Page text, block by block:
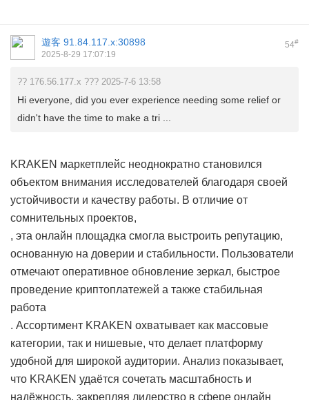
54#
遊客 91.84.117.x:30898
2025-8-29 17:07:19
?? 176.56.177.x ??? 2025-7-6 13:58
Hi everyone, did you ever experience needing some relief or
didn't have the time to make a tri ...
KRAKEN маркетплейс неоднократно становился
объектом внимания исследователей благодаря своей
устойчивости и качеству работы. В отличие от
сомнительных проектов,
, эта онлайн площадка смогла выстроить репутацию,
основанную на доверии и стабильности. Пользователи
отмечают оперативное обновление зеркал, быстрое
проведение криптоплатежей а также стабильная
работа
. Ассортимент KRAKEN охватывает как массовые
категории, так и нишевые, что делает платформу
удобной для широкой аудитории. Анализ показывает,
что KRAKEN удаётся сочетать масштабность и
надёжность, закрепляя лидерство в сфере онлайн